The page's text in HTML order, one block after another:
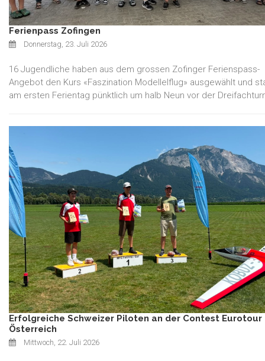
Ferienpass Zofingen
Donnerstag, 23. Juli 2026
16 Jugendliche haben aus dem grossen Zofinger Ferienspass-
Angebot den Kurs «Faszination Modellelflug» ausgewählt und
am ersten Ferientag pünktlich um halb Neun vor der
Erfolgreiche Schweizer Piloten an der Contest Eurotour
Österreich
Mittwoch, 22. Juli 2026